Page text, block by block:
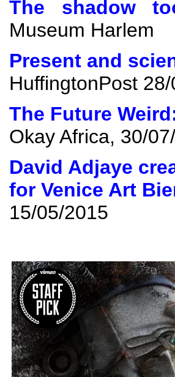
The shadow
Museum Harlem
Present and
HuffingtonPost
The Future Weird
Okay Africa, 30/
David Adjaye
for Venice Art
15/05/2015